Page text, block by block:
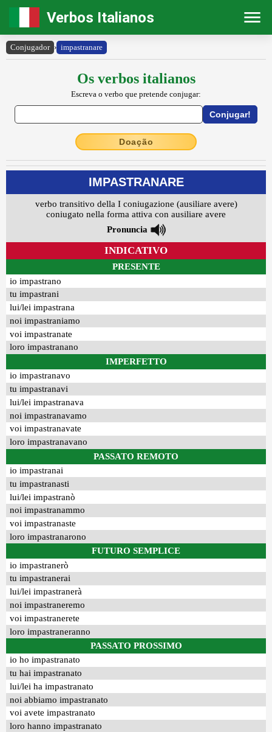
Verbos Italianos
Conjugador › impastranare
Os verbos italianos
Escreva o verbo que pretende conjugar:
Doação
IMPASTRANARE
verbo transitivo della I coniugazione (ausiliare avere)
coniugato nella forma attiva con ausiliare avere
Pronuncia
INDICATIVO
PRESENTE
io impastrano
tu impastrani
lui/lei impastrana
noi impastraniamo
voi impastranate
loro impastranano
IMPERFETTO
io impastranavo
tu impastranavi
lui/lei impastranava
noi impastranavamo
voi impastranavate
loro impastranavano
PASSATO REMOTO
io impastranai
tu impastranasti
lui/lei impastranò
noi impastranammo
voi impastranaste
loro impastranarono
FUTURO SEMPLICE
io impastranerò
tu impastranerai
lui/lei impastranerà
noi impastraneremo
voi impastranerete
loro impastraneranno
PASSATO PROSSIMO
io ho impastranato
tu hai impastranato
lui/lei ha impastranato
noi abbiamo impastranato
voi avete impastranato
loro hanno impastranato